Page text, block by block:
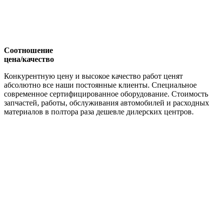
Соотношение
цена/качество
Конкурентную цену и высокое качество работ ценят
абсолютно все наши постоянные клиенты. Специальное
современное сертифицированное оборудование. Стоимость
запчастей, работы, обслуживания автомобилей и расходных
материалов в полтора раза дешевле дилерских центров.